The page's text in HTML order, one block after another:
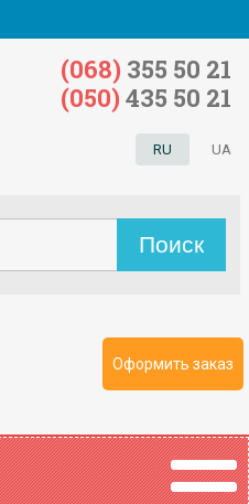
Оформить заказ
RU UA
(068) 355 50 21
(050) 435 50 21